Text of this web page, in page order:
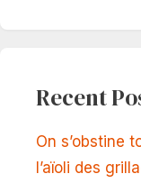
Recent
On s’obstine
l’aïoli des